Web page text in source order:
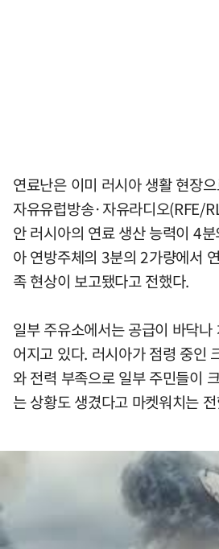
연료난은 이미 러시아 생활 현장
자유유럽방송·자유라디오(RFE/
안 러시아의 연료 생산 능력이 4
아 연방주체의 3분의 2가량에서
족 현상이 보고됐다고 전했다.
일부 주유소에서는 공급이 바닥나
어지고 있다. 러시아가 점령 중인
와 전력 부족으로 일부 주민들이
는 상황도 생겼다고 마켓워치는